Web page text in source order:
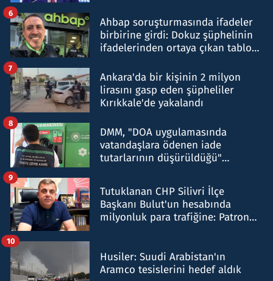
Ahbap soruşturmasında ifadeler
birbirine girdi: Dokuz şüphelinin
ifadelerinden ortaya çıkan tablo
6
Ankara'da bir kişinin 2 milyon
lirasını gasp eden şüpheliler
Kırıkkale'de yakalandı
7
DMM, "DOA uygulamasında
vatandaşlara ödenen iade
tutarlarının düşürüldüğü"
8
Tutuklanan CHP Silivri İlçe
Başkanı Bulut'un hesabında
milyonluk para trafiğine: Patron
9
Husiler: Suudi Arabistan'ın
Aramco tesislerini hedef aldık
10